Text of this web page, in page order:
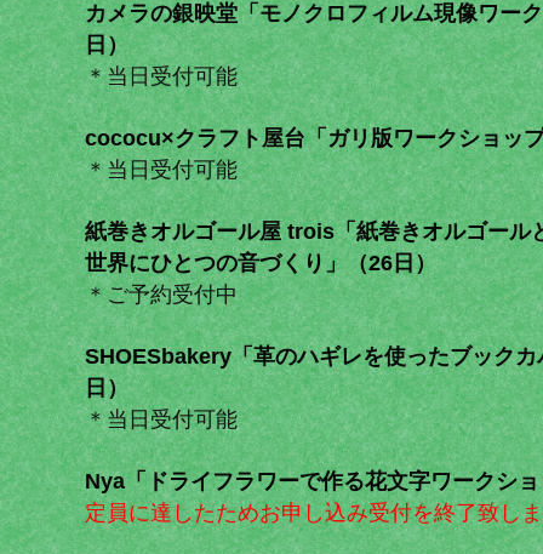
カメラの銀映堂「モノクロフィルム現像ワー
日）
＊当日受付可能
cococu×クラフト屋台「ガリ版ワークショッ
＊当日受付可能
紙巻きオルゴール屋 trois「紙巻きオルゴール
世界にひとつの音づくり」（26日）
＊ご予約受付中
SHOESbakery「革のハギレを使ったブック
日）
＊当日受付可能
Nya「ドライフラワーで作る花文字ワークシ
定員に達したためお申し込み受付を終了致し